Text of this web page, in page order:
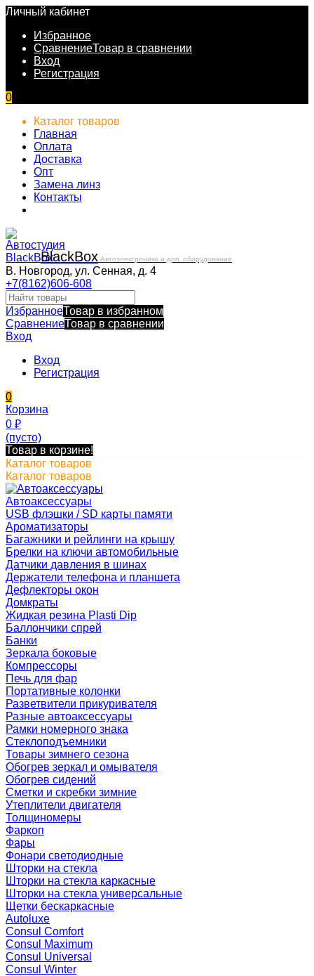
Личный кабинет
Избранное
СравнениеТовар в сравнении
Вход
Регистрация
0
Каталог товаров
Главная
Оплата
Доставка
Опт
Замена линз
Контакты
BlackBox Автоэлектроника и доп. оборудование
В. Новгород, ул. Сенная, д. 4
+7(8162)606-608
ИзбранноеТовар в избранном
СравнениеТовар в сравнении
Вход
Вход
Регистрация
0
Корзина
0 ₽
(пусто)
Товар в корзине!
Каталог товаров
Каталог товаров
Автоаксессуары
USB флэшки / SD карты памяти
Ароматизаторы
Багажники и рейлинги на крышу
Брелки на ключи автомобильные
Датчики давления в шинах
Держатели телефона и планшета
Дефлекторы окон
Домкраты
Жидкая резина Plasti Dip
Баллончики спрей
Банки
Зеркала боковые
Компрессоры
Печь для фар
Портативные колонки
Разветвители прикуривателя
Разные автоаксессуары
Рамки номерного знака
Стеклоподъемники
Товары зимнего сезона
Обогрев зеркал и омывателя
Обогрев сидений
Сметки и скребки зимние
Утеплители двигателя
Толщиномеры
Фаркоп
Фары
Фонари светодиодные
Шторки на стекла
Шторки на стекла каркасные
Шторки на стекла универсальные
Щетки бескаркасные
Autoluxe
Consul Comfort
Consul Maximum
Consul Universal
Consul Winter